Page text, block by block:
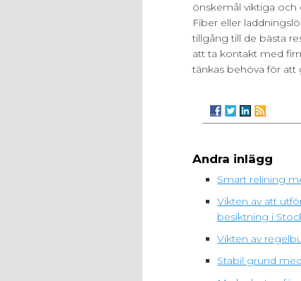
önskemål viktiga och
Fiber eller
tillgång till de bästa
att ta kontakt med
tänkas behöva för att
Andra inlägg
Smart relining
Vikten av att
besiktning i
Vikten av
Stabil grund